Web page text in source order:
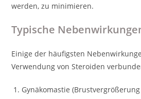
werden, zu minimieren.
Typische
Einige der häufigsten
Verwendung von Steroiden
Gynäkomastie